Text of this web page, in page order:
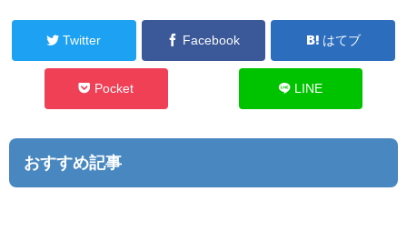
Twitter Facebook はてブ
Pocket LINE
おすすめ記事